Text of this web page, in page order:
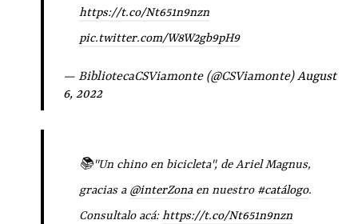
https://t.co/Nt651n9nzn
pic.twitter.com/W8W2gb9pH9
— BibliotecaCSViamonte (@CSViamonte)August
6, 2022
📚"Un chino en bicicleta", de Ariel Magnus,
gracias a @interZonaen nuestro #catálogo.
Consultalo acá:https://t.co/Nt651n9nzn